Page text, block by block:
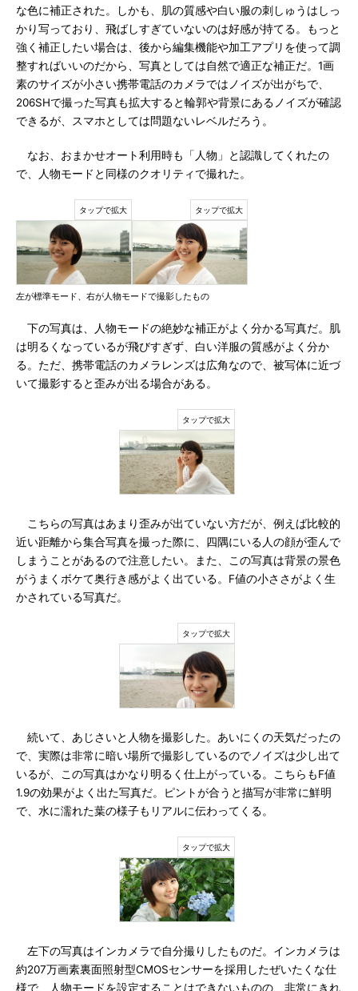
な色に補正された。しかも、肌の質感や白い服の刺しゅうはしっ
かり写っており、飛ばしすぎていないのは好感が持てる。もっと
強く補正したい場合は、後から編集機能や加工アプリを使って調
整すればいいのだから、写真としては自然で適正な補正だ。1画
素のサイズが小さい携帯電話のカメラではノイズが出がちで、
206SHで撮った写真も拡大すると輪郭や背景にあるノイズが確認
できるが、スマホとしては問題ないレベルだろう。
なお、おまかせオート利用時も「人物」と認識してくれたの
で、人物モードと同様のクオリティで撮れた。
左が標準モード、右が人物モードで撮影したもの
下の写真は、人物モードの絶妙な補正がよく分かる写真だ。肌
は明るくなっているが飛びすぎず、白い洋服の質感がよく分か
る。ただ、携帯電話のカメラレンズは広角なので、被写体に近づ
いて撮影すると歪みが出る場合がある。
こちらの写真はあまり歪みが出ていない方だが、例えば比較的
近い距離から集合写真を撮った際に、四隅にいる人の顔が歪んで
しまうことがあるので注意したい。また、この写真は背景の景色
がうまくボケて奥行き感がよく出ている。F値の小ささがよく生
かされている写真だ。
続いて、あじさいと人物を撮影した。あいにくの天気だったの
で、実際は非常に暗い場所で撮影しているのでノイズは少し出て
いるが、この写真はかなり明るく仕上がっている。こちらもF値
1.9の効果がよく出た写真だ。ピントが合うと描写が非常に鮮明
で、水に濡れた葉の様子もリアルに伝わってくる。
左下の写真はインカメラで自分撮りしたものだ。インカメラは
約207万画素裏面照射型CMOSセンサーを採用したぜいたくな仕
様で、人物モードを設定することはできないものの、非常にきれ